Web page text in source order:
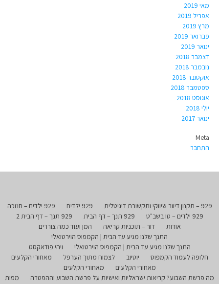
מאי 2019
אפריל 2019
מרץ 2019
פברואר 2019
ינואר 2019
דצמבר 2018
נובמבר 2018
אוקטובר 2018
ספטמבר 2018
אוגוסט 2018
יולי 2018
ינואר 2017
Meta
התחבר
929 – תקנון דיוור שיווקי ותקשורת דיגיטלית 929 ילדים
929 ילדים – חנוכה
929 ילדים – טו בשב"ט
929 תנך – דף הבית
929 תנך – דף הבית 2
אודות
דור – תוכניות קריאה
המן ועוד כמה צוררים
התנך שלנו מגיע עד הבית | הקמפוס הוירטואלי
התנך שלנו מגיע עד הבית | הקמפוס הוירטואלי
ויהי פודאקסט
חלופה לעמוד הקמפוס
יוטיוב לצמוח מתוך הערפל
מאחורי הקלעים
מאחורי הקלעים
מאחורי הקלעים
מה פרשת השבוע? קריאות ישראליות ואישיות על פרשת השבוע וההפטרה
מפות